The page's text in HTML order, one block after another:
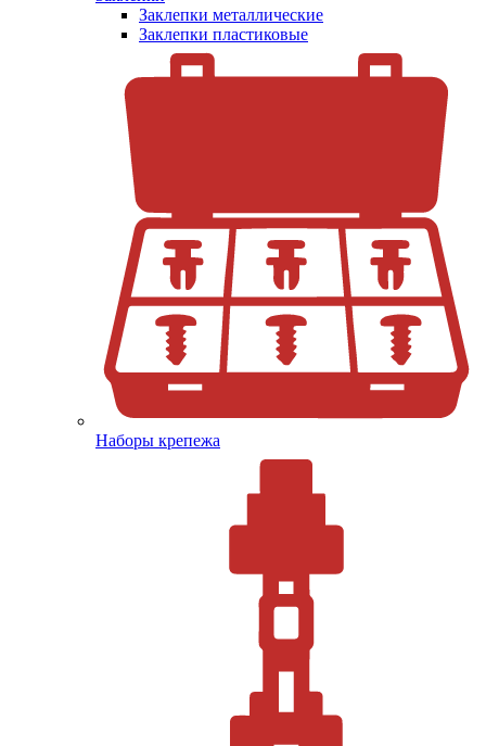
Заклепки металлические
Заклепки пластиковые
Наборы крепежа